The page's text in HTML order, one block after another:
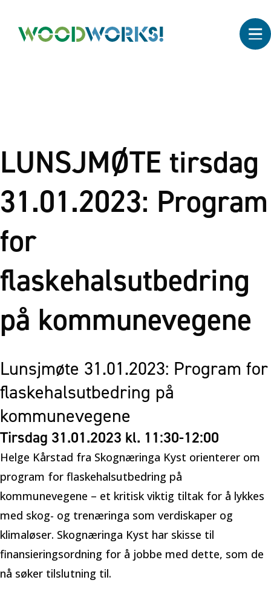
LUNSJMØTE tirsdag
31.01.2023: Program
for
flaskehalsutbedring
på kommunevegene
Lunsjmøte 31.01.2023: Program for
flaskehalsutbedring på
kommunevegene
Tirsdag 31.01.2023 kl. 11:30-12:00
Helge Kårstad fra Skognæringa Kyst orienterer om
program for flaskehalsutbedring på
kommunevegene – et kritisk viktig tiltak for å lykkes
med skog- og trenæringa som verdiskaper og
klimaløser. Skognæringa Kyst har skisse til
finansieringsordning for å jobbe med dette, som de
nå søker tilslutning til.